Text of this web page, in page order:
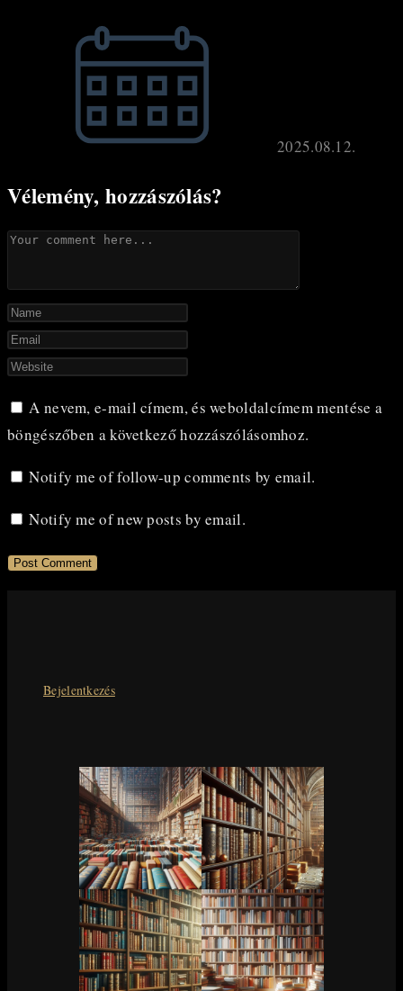
2025.08.12.
Vélemény, hozzászólás?
Comment
Enter
your
name
username
to
comment
Enter
your
address
to
comment
Enter
website
URL
(optional)
A nevem, e-mail címem, és weboldalcímem mentése a
böngészőben a következő hozzászólásomhoz.
Notify me of follow-up comments by email.
Notify me of new posts by email.
Bejelentkezés